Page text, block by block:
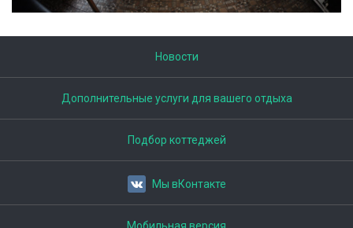
Новости
Дополнительные услуги для вашего отдыха
Подбор коттеджей
Мы вКонтакте